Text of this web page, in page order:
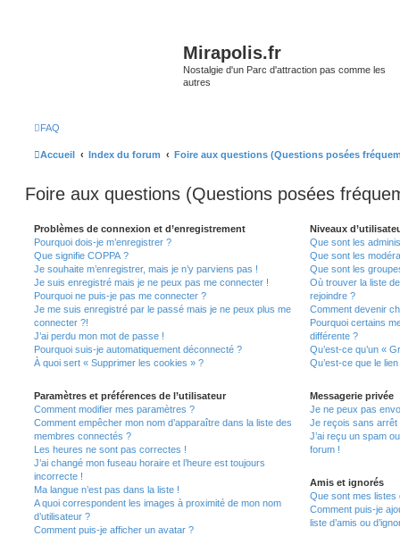
Mirapolis.fr
Nostalgie d'un Parc d'attraction pas comme les
autres
FAQ
Accueil Index du forum Foire aux questions (Questions posées
Foire aux questions (Questions posées
Problèmes de connexion et d’enregistrement
Pourquoi dois-je m’enregistrer ?
Que signifie COPPA ?
Je souhaite m’enregistrer, mais je n’y parviens pas !
Je suis enregistré mais je ne peux pas me connecter !
Pourquoi ne puis-je pas me connecter ?
Je me suis enregistré par le passé mais je ne peux plus me
connecter ?!
J’ai perdu mon mot de passe !
Pourquoi suis-je automatiquement déconnecté ?
À quoi sert « Supprimer les cookies » ?
Paramètres et préférences de l’utilisateur
Comment modifier mes paramètres ?
Comment empêcher mon nom d’apparaître dans la liste des
membres connectés ?
Les heures ne sont pas correctes !
J’ai changé mon fuseau horaire et l’heure est toujours
incorrecte !
Ma langue n’est pas dans la liste !
A quoi correspondent les images à proximité de mon nom
d’utilisateur ?
Comment puis-je afficher un avatar ?
Niveaux
Que sont les
Que sont les
Que sont les
Où trouver la liste
rejoindre ?
Comment devenir
Pourquoi certains
différente ?
Qu’est-ce qu’un «
Qu’est-ce que le
Messagerie privée
Je ne peux pas
Je reçois sans arrêt
J’ai reçu un spam
forum !
Amis et ignorés
Que sont mes listes
Comment puis-je
liste d’amis ou